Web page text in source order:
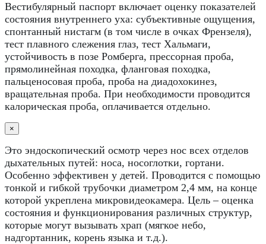
Вестибулярный паспорт включает оценку показателей
состояния внутреннего уха: субъективные ощущения,
спонтанный нистагм (в том числе в очках Френзеля),
тест плавного слежения глаз, тест Хальмаги,
устойчивость в позе Ромберга, прессорная проба,
прямолинейная походка, фланговая походка,
пальценосовая проба, проба на диадохокинез,
вращательная проба. При необходимости проводится
калорическая проба, оплачивается отдельно.
×
Это эндоскопический осмотр через нос всех отделов
дыхательных путей: носа, носоглотки, гортани.
Особенно эффективен у детей. Проводится с помощью
тонкой и гибкой трубочки диаметром 2,4 мм, на конце
которой укреплена микровидеокамера. Цель – оценка
состояния и функционирования различных структур,
которые могут вызывать храп (мягкое небо,
надгортанник, корень языка и т.д.).